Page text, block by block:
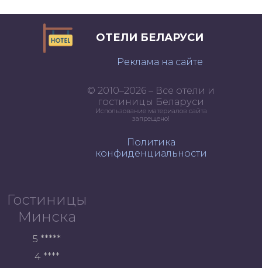
ОТЕЛИ БЕЛАРУСИ
Реклама на сайте
© 2010–2026 – Все отели и
гостиницы Беларуси
Использование материалов сайта
запрещено!
Политика
конфиденциальности
Гостиницы
Минска
5 *****
4 ****